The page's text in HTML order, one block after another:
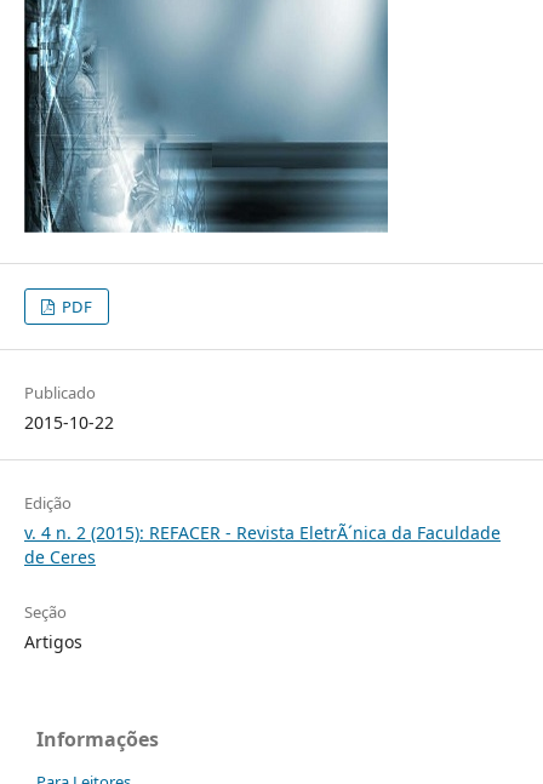
PDF
Publicado
2015-10-22
Edição
v. 4 n. 2 (2015): REFACER - Revista EletrÃ´nica da Faculdade
de Ceres
Seção
Artigos
Informações